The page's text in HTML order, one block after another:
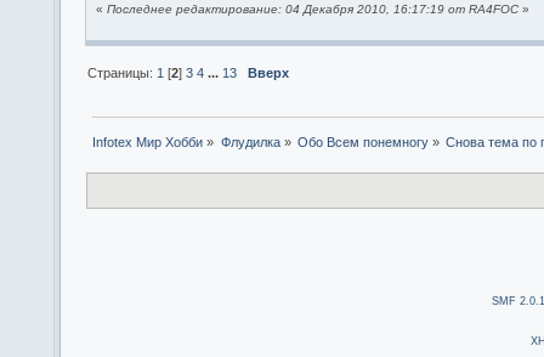
« Последнее редактирование: 04 Декабря 2010, 16:17:19 от RA4FOC »
Страницы: 1 [2]3 4 ... 13 Вверх
Infotex Мир Хобби » Флудилка» Обо Всем понемногу» Снова тема по
SMF